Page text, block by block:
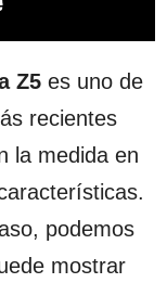
Z5 es uno de
recientes
la medida en
podemos
mostrar